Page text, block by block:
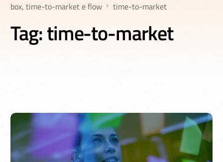
box, time-to-market e flow
time-to-market
Tag:time-to-market